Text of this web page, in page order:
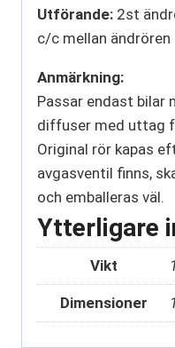
Utförande: 2st
c/c mellan
Anmärkning:
Passar endast bilar
diffuser med uttag
Original rör kapas
avgasventil finns,
och emballeras väl.
Ytterligare
Vikt
Dimensioner